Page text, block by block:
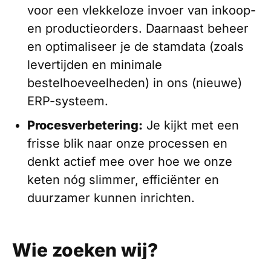
voor een vlekkeloze invoer van inkoop-
en productieorders. Daarnaast beheer
en optimaliseer je de stamdata (zoals
levertijden en minimale
bestelhoeveelheden) in ons (nieuwe)
ERP-systeem.
Procesverbetering: Je kijkt met een
frisse blik naar onze processen en
denkt actief mee over hoe we onze
keten nóg slimmer, efficiënter en
duurzamer kunnen inrichten.
Wie zoeken wij?